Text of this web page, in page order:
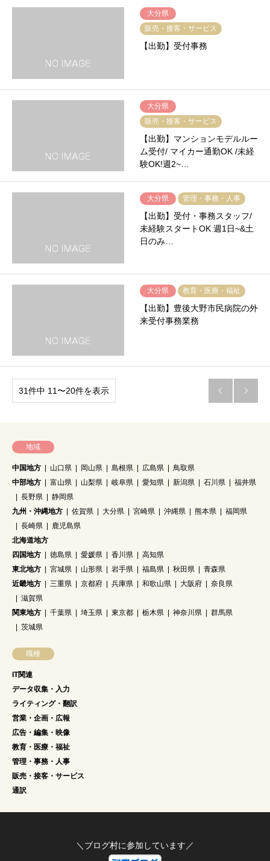
大分県
販売・接客・サービス
【出勤】受付事務
大分県
販売・接客・サービス
【出勤】マンションモデルルー
ム受付/ マイカー通勤OK /未経
験OK!週2~…
大分県 管理・事務・人事
【出勤】受付・事務スタッフ/
未経験スタートOK 週1日~&土
日のみ…
大分県 教育・医療・福祉
【出勤】豊後大野市民病院の外
来受付事務業務
31件中 11〜20件を表示  
地域
中国地方 山口県 岡山県 島根県 広島県
鳥取県
中部地方
富山県 山梨県 岐阜県 愛知県 新潟県 石川県
福井県
長野県
静岡県
九州・沖縄地方
佐賀県 大分県 宮崎県 沖縄県 熊本県
福岡県
長崎県
鹿児島県
北海道地方
四国地方
徳島県 愛媛県 香川県
高知県
東北地方
宮城県 山形県 岩手県 福島県 秋田県
青森県
近畿地方
三重県 京都府 兵庫県 和歌山県 大阪府
奈良県
滋賀県
関東地方
千葉県 埼玉県 東京都 栃木県 神奈川県
群馬県
茨城県
職種
IT関連
データ収集・入力
ライティング・翻訳
営業・企画・広報
広告・編集・映像
教育・医療・福祉
管理・事務・人事
販売・接客・サービス
通訳
＼ブログ村に参加しています／